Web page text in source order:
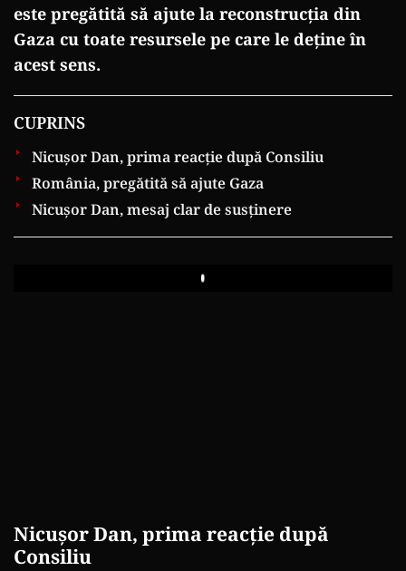
este pregătită să ajute la reconstrucția din
Gaza cu toate resursele pe care le deține în
acest sens.
CUPRINS
Nicușor Dan, prima reacție după Consiliu
România, pregătită să ajute Gaza
Nicușor Dan, mesaj clar de susținere
Play
Nicușor Dan, prima reacție după
Consiliu